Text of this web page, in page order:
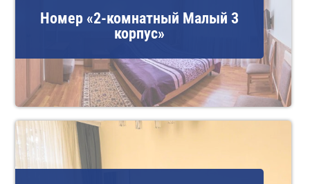
Номер «2-комнатный Малый 3
корпус»